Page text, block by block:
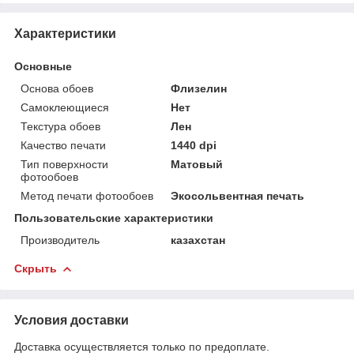
Характеристики
Основные
Основа обоев
Флизелин
Самоклеющиеся
Нет
Текстура обоев
Лен
Качество печати
1440 dpi
Тип поверхности
фотообоев
Матовый
Метод печати фотообоев
Экосольвентная печать
Пользовательские характеристики
Производитель
казахстан
Скрыть
Условия доставки
Доставка осуществляется только по предоплате.